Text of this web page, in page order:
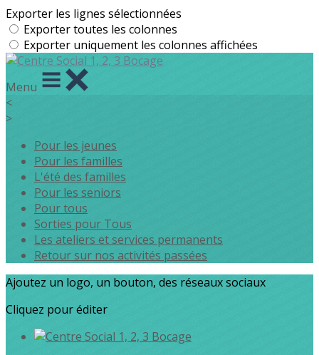
Exporter les lignes sélectionnées
Exporter toutes les colonnes
Exporter uniquement les colonnes affichées
Menu
<
>
Pour les jeunes
Pour les familles
L'été des familles
Pour les seniors
Pour tous
Sorties pour Tous
Les ateliers et services permanents
Retour sur nos activités passées
Ajoutez un logo, un bouton, des réseaux sociaux
Cliquez pour éditer